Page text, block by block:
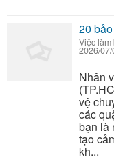
20
Việc làm
2026/
Nhân
vệ
các
bạn là
tạo
kh...